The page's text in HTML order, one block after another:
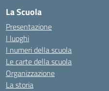
La Scuola
Presentazione
I luoghi
I numeri della scuola
Le carte della scuola
Organizzazione
La storia